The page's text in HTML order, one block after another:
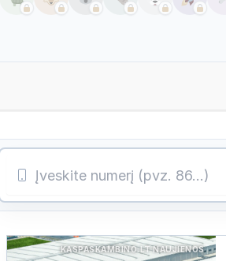
KASPASKAMBINO.LT NAUJIENOS